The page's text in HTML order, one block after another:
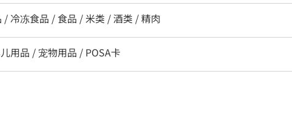
/ 冷冻食品 / 食品 / 米类 / 酒类 / 精肉
用品 / 宠物用品 / POSA卡